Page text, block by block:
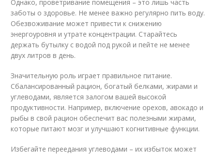
Однако, проветривание помещения – это лишь часть
заботы о здоровье. Не менее важно регулярно пить воду.
Обезвоживание может привести к снижению
энергоуровня и утрате концентрации. Старайтесь
держать бутылку с водой под рукой и пейте не менее
двух литров в день.
Значительную роль играет правильное питание.
Сбалансированный рацион, богатый белками, жирами и
углеводами, является залогом вашей высокой
продуктивности. Например, включение орехов, авокадо и
рыбы в свой рацион обеспечит вас полезными жирами,
которые питают мозг и улучшают когнитивные функции.
Избегайте переедания углеводами – их избыток может